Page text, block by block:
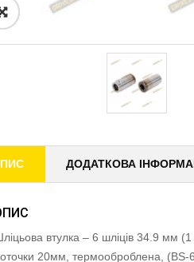
ДОДАТКОВА
втулка – 6 шліців 34.9 мм
20мм, термооброблена, (BS-